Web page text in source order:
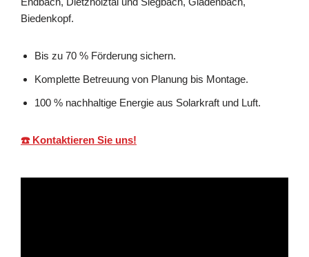
Biedenkopf.
Bis zu 70 % Förderung sichern.
Komplette Betreuung von Planung bis Montage.
100 % nachhaltige Energie aus Solarkraft und Luft.
☎️ Kontaktieren Sie uns!